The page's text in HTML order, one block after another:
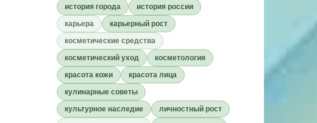
история города
история россии
карьера
карьерный рост
косметические средства
косметический уход
косметология
красота кожи
красота лица
кулинарные советы
культурное наследие
личностный рост